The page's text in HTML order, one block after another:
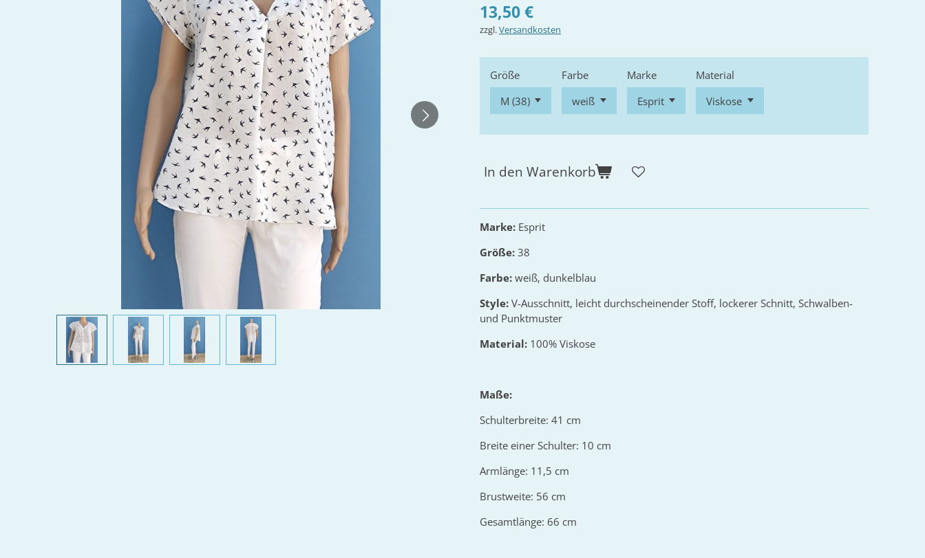
13,50 €
zzgl.Versandkosten
Größe Farbe Marke Material
In den Warenkorb
Marke: Esprit
Größe: 38
Farbe: weiß, dunkelblau
Style: V-Ausschnitt, leicht durchscheinender Stoff, lockerer Schnitt, Schwalben-
und Punktmuster
Material: 100% Viskose
Maße:
Schulterbreite: 41 cm
Breite einer Schulter: 10 cm
Armlänge: 11,5 cm
Brustweite: 56 cm
Gesamtlänge: 66 cm